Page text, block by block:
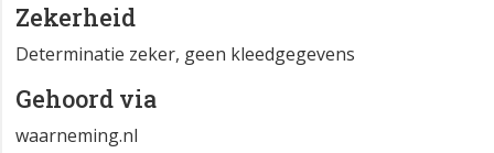
Zekerheid
Determinatie zeker, geen kleedgegevens
Gehoord via
waarneming.nl